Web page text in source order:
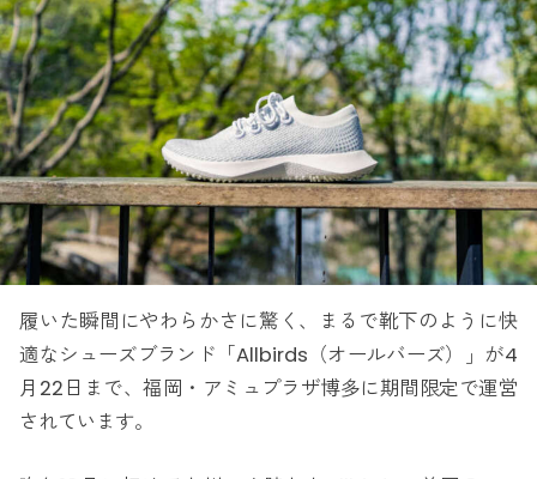
履いた瞬間にやわらかさに驚く、まるで靴下のように快
適なシューズブランド「Allbirds（オールバーズ）」が4
月22日まで、福岡・アミュプラザ博多に期間限定で運営
されています。